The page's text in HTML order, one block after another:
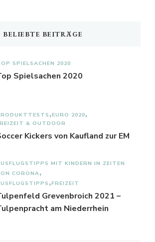
BELIEBTE BEITRÄGE
SPIELSACHEN 2020
Spielsachen 2020
EURO 2020
& OUTDOOR
Kickers von Kaufland zur EM
MIT KINDERN IN ZEITEN
CORONA
FREIZEIT
Grevenbroich 2021 –
am Niederrhein